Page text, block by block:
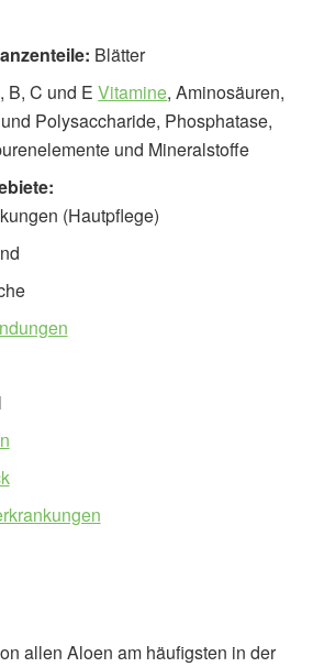
Blätter
B, C und EVitamine, Aminosäuren,
Polysaccharide, Phosphatase,
und Mineralstoffe
(Hautpflege)
allen Aloen am häufigsten in der